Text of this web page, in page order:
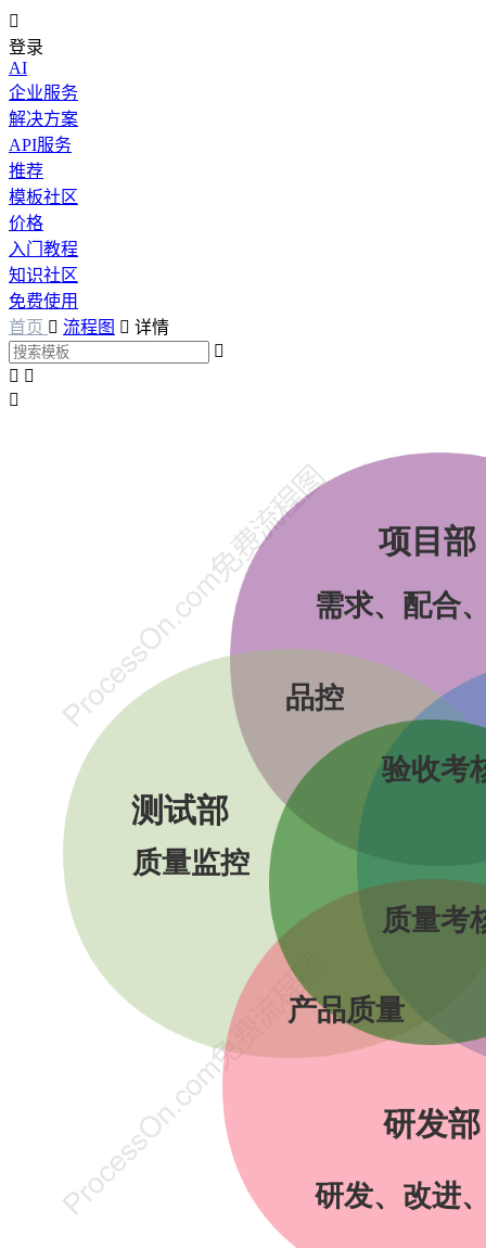

登录
AI
企业服务
解决方案
API服务
推荐
模板社区
价格
入门教程
知识社区
免费使用
首页  流程图  详情

 
